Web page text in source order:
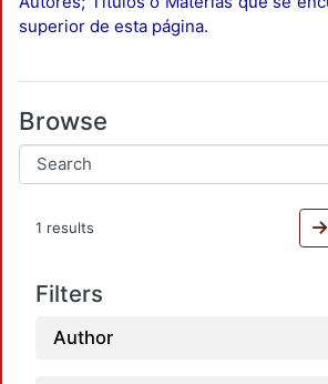
superior de esta página.
Browse
1 results
Filters
Author